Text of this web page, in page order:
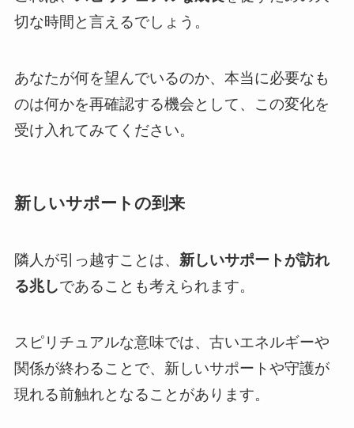
切な時間と言えるでしょう。
あなたが何を望んでいるのか、本当に必要なも
のは何かを再確認する機会として、この変化を
受け入れてみてください。
新しいサポートの到来
隣人が引っ越すことは、 新しいサポートが訪れ
る兆しであることも考えられます。
スピリチュアルな意味では、古いエネルギーや
関係が終わることで、新しいサポートや守護が
現れる前触れとなることがあります。